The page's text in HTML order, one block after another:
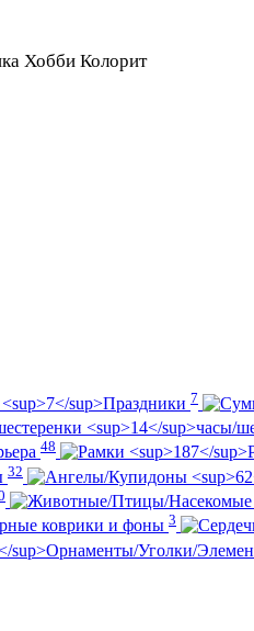
Хобби Колорит
Праздники 7
часы/
48
32
коврики и фоны 3
Орнаменты/Уголки/